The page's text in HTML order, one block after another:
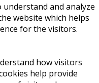
and analyze
website which helps
for the visitors.
how visitors
help provide